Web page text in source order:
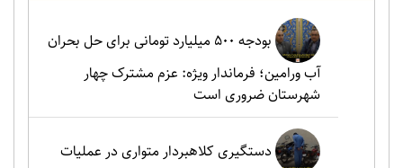
بودجه ۵۰۰ میلیارد تومانی برای حل بحران
آب ورامین؛ فرماندار ویژه: عزم مشترک چهار
شهرستان ضروری است
دستگیری کلاهبردار متواری در عملیات